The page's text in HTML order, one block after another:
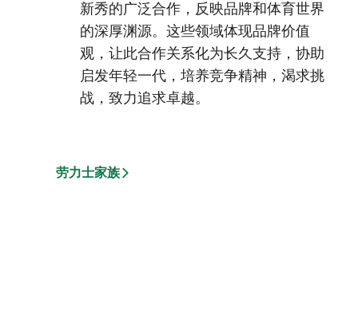
新秀的广泛合作，反映品牌和体育世界
的深厚渊源。这些领域体现品牌价值
观，让此合作关系化为长久支持，协助
启发年轻一代，培养竞争精神，渴求挑
战，致力追求卓越。
劳力士家族